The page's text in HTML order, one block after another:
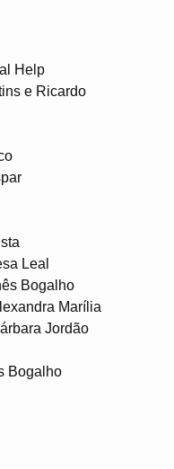
Help
e Ricardo
Leal
Bogalho
Marília
Jordão
Bogalho